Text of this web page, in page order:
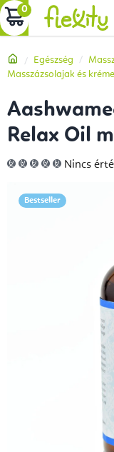
Ugrás
a
tartalomhoz
KOSÁR
Kezdőlap
Egészség
Masszázsolajak és
Relax Oil
A
termék
5-
ből
Nincs
Bestseller